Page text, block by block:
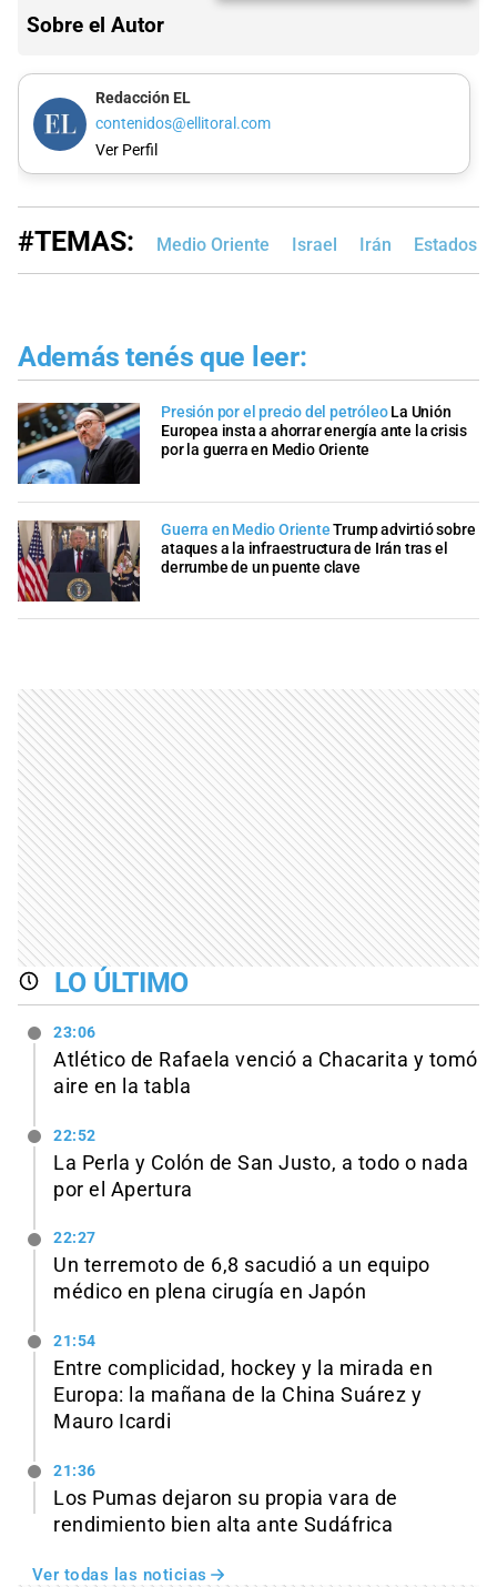
Sobre el Autor
Redacción EL
contenidos@ellitoral.com
Ver Perfil
#TEMAS: Medio Oriente Israel Irán Estados
Además tenés que leer:
Presión por el precio del petróleo La Unión
Europea insta a ahorrar energía ante la crisis
por la guerra en Medio Oriente
Guerra en Medio Oriente Trump advirtió sobre
ataques a la infraestructura de Irán tras el
derrumbe de un puente clave
LO ÚLTIMO
23:06
Atlético de Rafaela venció a Chacarita y tomó
aire en la tabla
22:52
La Perla y Colón de San Justo, a todo o nada
por el Apertura
22:27
Un terremoto de 6,8 sacudió a un equipo
médico en plena cirugía en Japón
21:54
Entre complicidad, hockey y la mirada en
Europa: la mañana de la China Suárez y
Mauro Icardi
21:36
Los Pumas dejaron su propia vara de
rendimiento bien alta ante Sudáfrica
Ver todas las noticias